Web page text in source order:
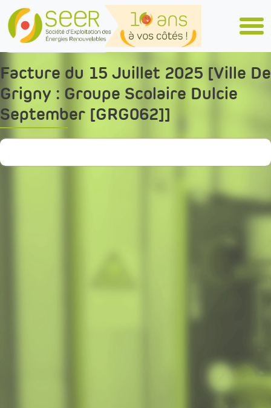
Skip to main content
Tous les articles
Facture du 15 Juillet 2025 [Ville De
Grigny : Groupe Scolaire Dulcie
September [GRG062]]